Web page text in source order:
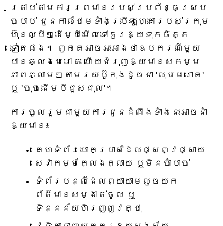
ត្រាប់តាមការព្រមានរបស់ប្រព័ន្ធស្រប
ច្បាប់ ជួនកាលថែមទាំងប្រើឡូហ្គោរបស់ក្រុម
ហ៊ុនល្បីៗដើម្បីមើលទៅគួរឱ្យទុកចិត្ត
ទៀតផង។ ពួកគេអាចអះអាងថាឧបករណ៍មួយ
បានឆ្លងមេរោគ ហើយជំរុញឱ្យមានសកម្ម
ភាពភ្លាមៗតាមរយៈប៊ូតុងដូចជា 'លុបមេរោគ'
ឬ 'ចុចដើម្បីជួសជុល'។
ការចូលរួមជាមួយការជូនដំណឹងទាំងនេះអាចនាំ
ឱ្យមាន៖
គេហទំព័របោកប្រាស់ដែលផ្សព្វផ្សាយ
សេវាកម្មក្លែងក្លាយ ឬមិនចាំបាច់
ទំព័របន្លំដែលព្យាយាមលួចយក
ព័ត៌មានសម្ងាត់ចូល ឬ
ទិន្នន័យហិរញ្ញវត្ថុ